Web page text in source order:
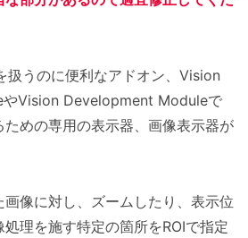
扱うのに便利なアドオン、Vision
Vision Development Moduleで
めの専用の表示器、画像表示器が
像に対し、ズームしたり、表示位
理を施す特定の箇所をROIで指定